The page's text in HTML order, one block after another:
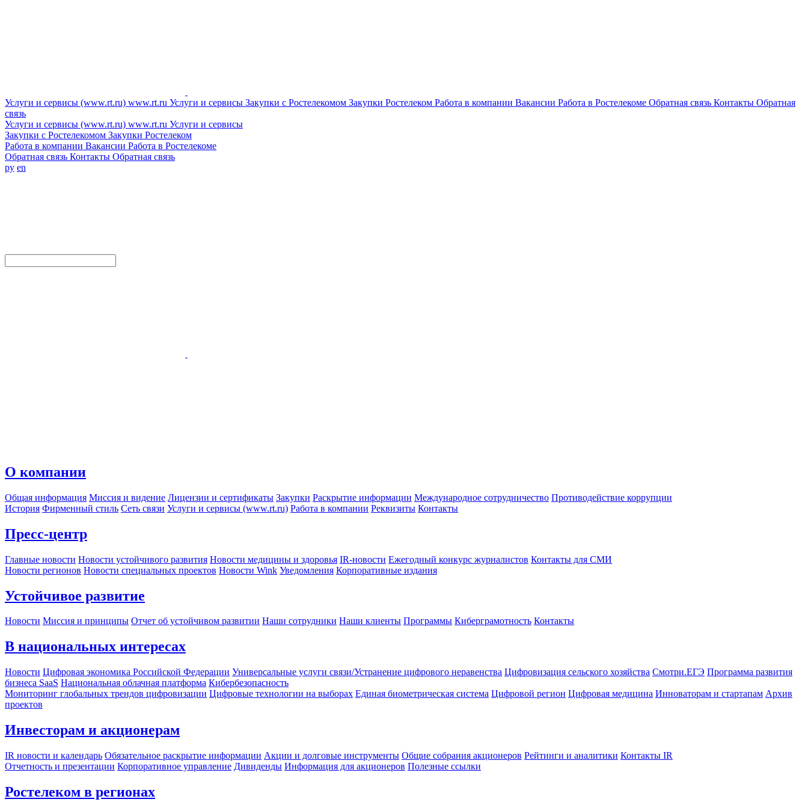
Услуги и сервисы (www.rt.ru) www.rt.ru Услуги и сервисы Закупки с Ростелекомом Закупки Ростелеком Работа в компании Вакансии Работа в Ростелекоме Обратная связь Контакты Обратная
связь
Услуги и сервисы (www.rt.ru) www.rt.ru Услуги и сервисы
Закупки с Ростелекомом Закупки Ростелеком
Работа в компании Вакансии Работа в Ростелекоме
Обратная связь Контакты Обратная связь
ру en
О компании
Общая информация Миссия и видение Лицензии и сертификаты Закупки Раскрытие информации Международное сотрудничество Противодействие коррупции
История Фирменный стиль Сеть связи Услуги и сервисы (www.rt.ru) Работа в компании Реквизиты Контакты
Пресс-центр
Главные новости Новости устойчивого развития Новости медицины и здоровья IR-новости Ежегодный конкурс журналистов Контакты для СМИ
Новости регионов Новости специальных проектов Новости Wink Уведомления Корпоративные издания
Устойчивое развитие
Новости Миссия и принципы Отчет об устойчивом развитии Наши сотрудники Наши клиенты Программы Киберграмотность Контакты
В национальных интересах
Новости Цифровая экономика Российской Федерации Универсальные услуги связи/Устранение цифрового неравенства Цифровизация сельского хозяйства Смотри.ЕГЭ Программа развития
бизнеса SaaS Национальная облачная платформа Кибербезопасность
Мониторинг глобальных трендов цифровизации Цифровые технологии на выборах Единая биометрическая система Цифровой регион Цифровая медицина Инноваторам и стартапам Архив
проектов
Инвесторам и акционерам
IR новости и календарь Обязательное раскрытие информации Акции и долговые инструменты Общие собрания акционеров Рейтинги и аналитики Контакты IR
Отчетность и презентации Корпоративное управление Дивиденды Информация для акционеров Полезные ссылки
Ростелеком в регионах